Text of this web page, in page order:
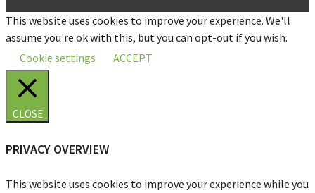
This website uses cookies to improve your experience. We'll
assume you're ok with this, but you can opt-out if you wish.
Cookie settings
ACCEPT
CLOSE
PRIVACY OVERVIEW
This website uses cookies to improve your experience while you